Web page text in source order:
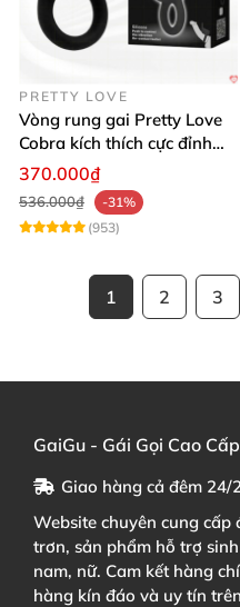
PRETTY LOVE
Vòng rung gai Pretty Love
Cobra kích thích cực đỉnh
trải nghiệm
370.000₫
536.000₫
-31%
(953)
1 2 3
GaiGu - Gái Gọi Cao Cấp
Giao hàng cả đêm 24/
Website chuyên cung
trơn, sản phẩm hỗ trợ
nam, nữ. Cam kết hàng
hàng kín đáo và uy tín